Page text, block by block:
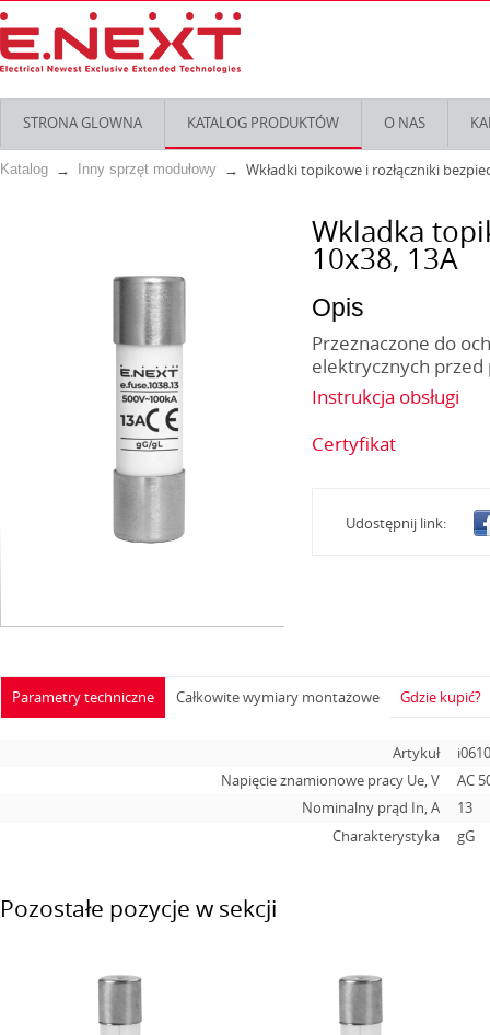
STRONA GLOWNA KATALOG PRODUKTÓW O NAS
Katalog Inny sprzęt modułowy Wkładki topikowe i rozłączniki
Wkladka
10х38, 13А
Opis
Przeznaczone do
elektrycznych
Instrukcja obsługi
Certyfikat
Udostępnij link:
Parametry techniczne
Artykuł
Napięcie znamionowe pracy Ue, V
AC
Nominalny prąd In, А
13
Charakterystyka
gG
Całkowite wymiary montażowe Gdzie kupić?
Pozostałe pozycje w sekcji